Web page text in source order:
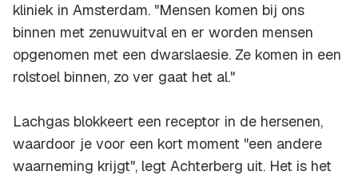
kliniek in Amsterdam. "Mensen komen bij ons
binnen met zenuwuitval en er worden mensen
opgenomen met een dwarslaesie. Ze komen in een
rolstoel binnen, zo ver gaat het al."
Lachgas blokkeert een receptor in de hersenen,
waardoor je voor een kort moment "een andere
waarneming krijgt", legt Achterberg uit. Het is het